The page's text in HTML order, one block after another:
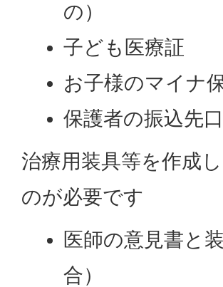
の）
子ども医療証
お子様のマイナ
保護者の振込先
治療用装具等を作成
のが必要です
医師の意見書と
合）